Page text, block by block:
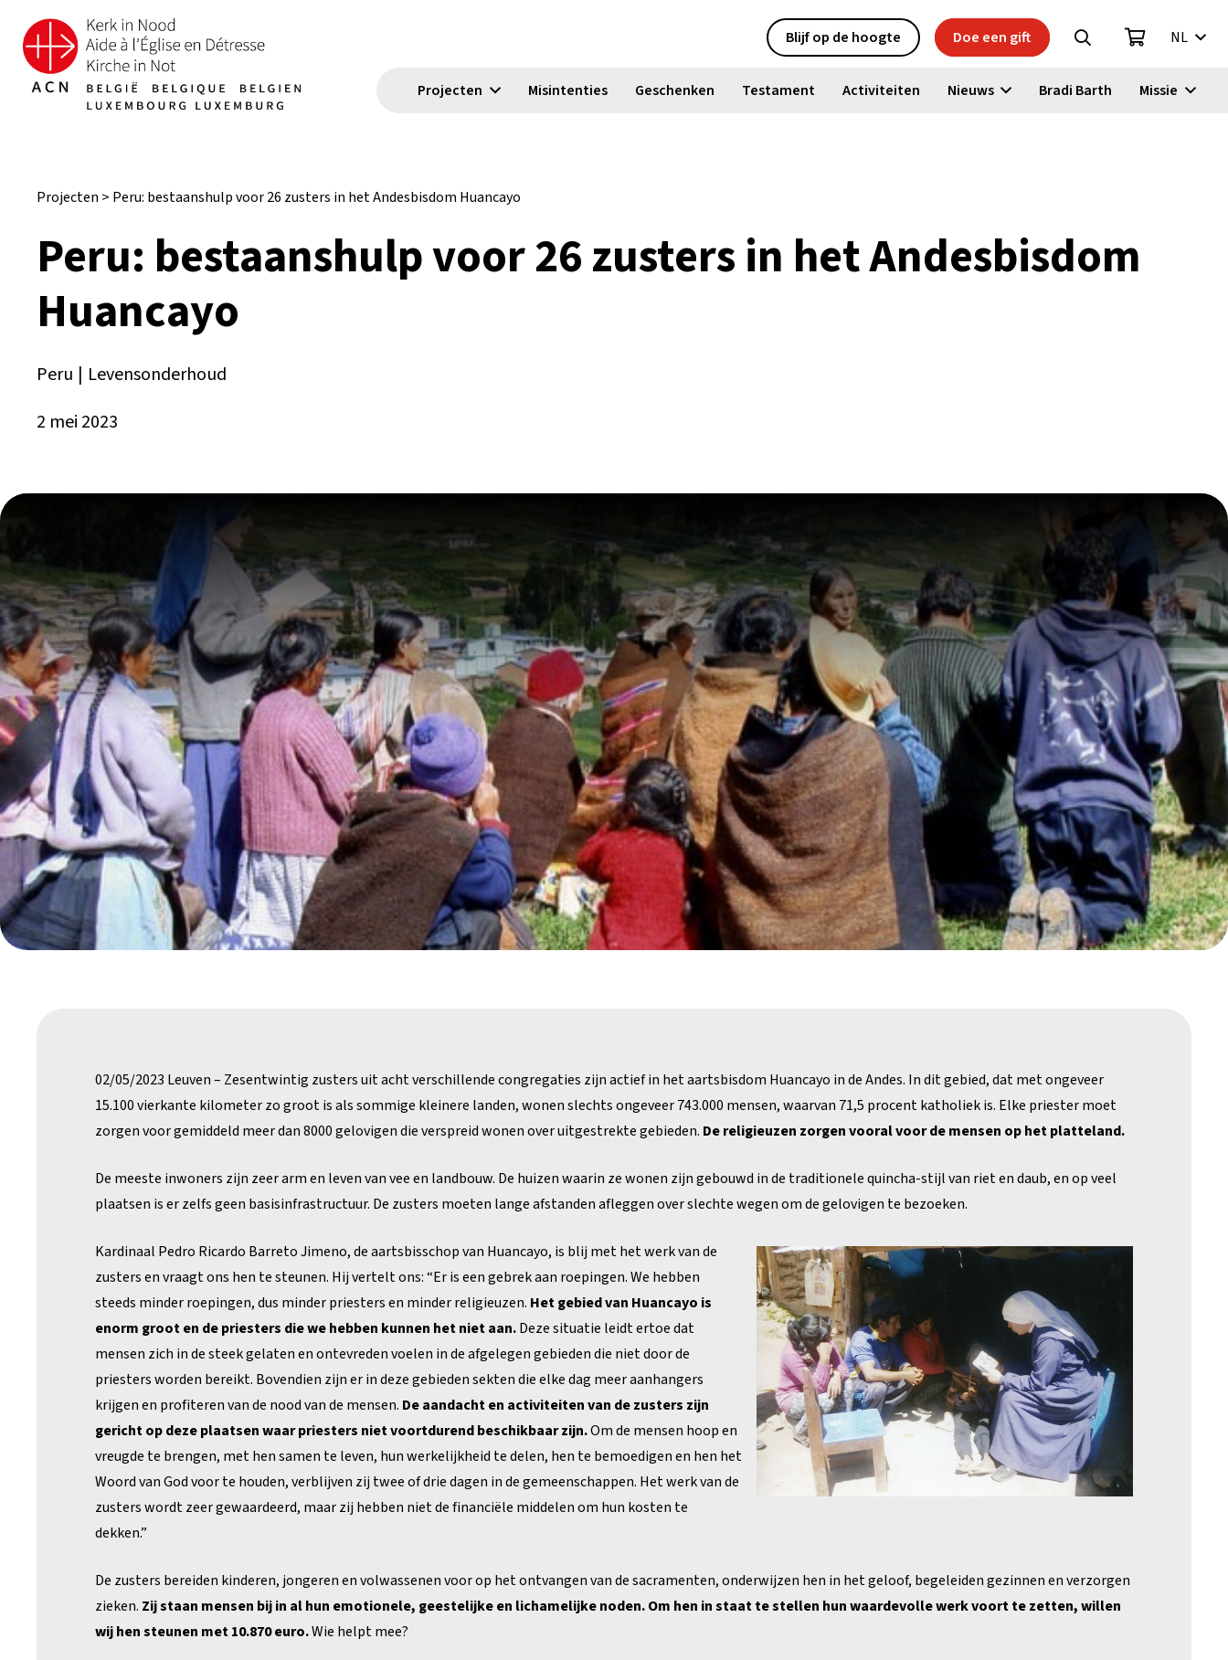
Blijf op de hoogte Doe een gift NL
Projecten Misintenties Geschenken Testament Activiteiten Nieuws Bradi Barth Missie
Projecten > Peru: bestaanshulp voor 26 zusters in het Andesbisdom Huancayo
Peru: bestaanshulp voor 26 zusters in het Andesbisdom
Huancayo
Peru | Levensonderhoud
2 mei 2023
02/05/2023 Leuven – Zesentwintig zusters uit acht verschillende congregaties zijn actief in het aartsbisdom Huancayo in de Andes. In dit gebied, dat met ongeveer
15.100 vierkante kilometer zo groot is als sommige kleinere landen, wonen slechts ongeveer 743.000 mensen, waarvan 71,5 procent katholiek is. Elke priester moet
zorgen voor gemiddeld meer dan 8000 gelovigen die verspreid wonen over uitgestrekte gebieden. De religieuzen zorgen vooral voor de mensen op het platteland.
De meeste inwoners zijn zeer arm en leven van vee en landbouw. De huizen waarin ze wonen zijn gebouwd in de traditionele quincha-stijl van riet en daub, en op veel
plaatsen is er zelfs geen basisinfrastructuur. De zusters moeten lange afstanden afleggen over slechte wegen om de gelovigen te bezoeken.
Kardinaal Pedro Ricardo Barreto Jimeno, de aartsbisschop van Huancayo, is blij met het werk van de
zusters en vraagt ons hen te steunen. Hij vertelt ons: “Er is een gebrek aan roepingen. We hebben
steeds minder roepingen, dus minder priesters en minder religieuzen. Het gebied van Huancayo is
enorm groot en de priesters die we hebben kunnen het niet aan.Deze situatie leidt ertoe dat
mensen zich in de steek gelaten en ontevreden voelen in de afgelegen gebieden die niet door de
priesters worden bereikt. Bovendien zijn er in deze gebieden sekten die elke dag meer aanhangers
krijgen en profiteren van de nood van de mensen. De aandacht en activiteiten van de zusters zijn
gericht op deze plaatsen waar priesters niet voortdurend beschikbaar zijn.Om de mensen hoop en
vreugde te brengen, met hen samen te leven, hun werkelijkheid te delen, hen te bemoedigen en hen het
Woord van God voor te houden, verblijven zij twee of drie dagen in de gemeenschappen. Het werk van de
zusters wordt zeer gewaardeerd, maar zij hebben niet de financiële middelen om hun kosten te
dekken.”
De zusters bereiden kinderen, jongeren en volwassenen voor op het ontvangen van de sacramenten, onderwijzen hen in het geloof, begeleiden gezinnen en verzorgen
zieken. Zij staan mensen bij in al hun emotionele, geestelijke en lichamelijke noden. Om hen in staat te stellen hun waardevolle werk voort te zetten, willen
wij hen steunen met 10.870 euro.Wie helpt mee?